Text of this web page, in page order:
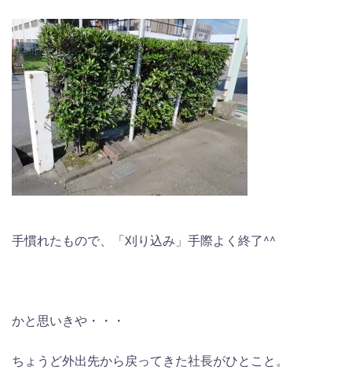
手慣れたもので、「刈り込み」手際よく終了^^
かと思いきや・・・
ちょうど外出先から戻ってきた社長がひとこと。